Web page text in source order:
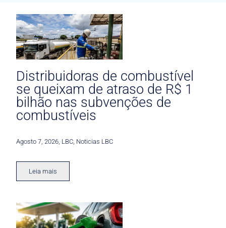
Distribuidoras de combustível
se queixam de atraso de R$ 1
bilhão nas subvenções de
combustíveis
Agosto 7, 2026 LBC Noticias LBC
Leia mais